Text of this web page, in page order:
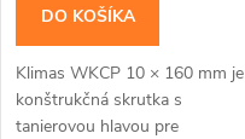
DO KOŠÍKA
Klimas WKCP 10 × 160 mm je
konštrukčná skrutka s
tanierovou hlavou pre